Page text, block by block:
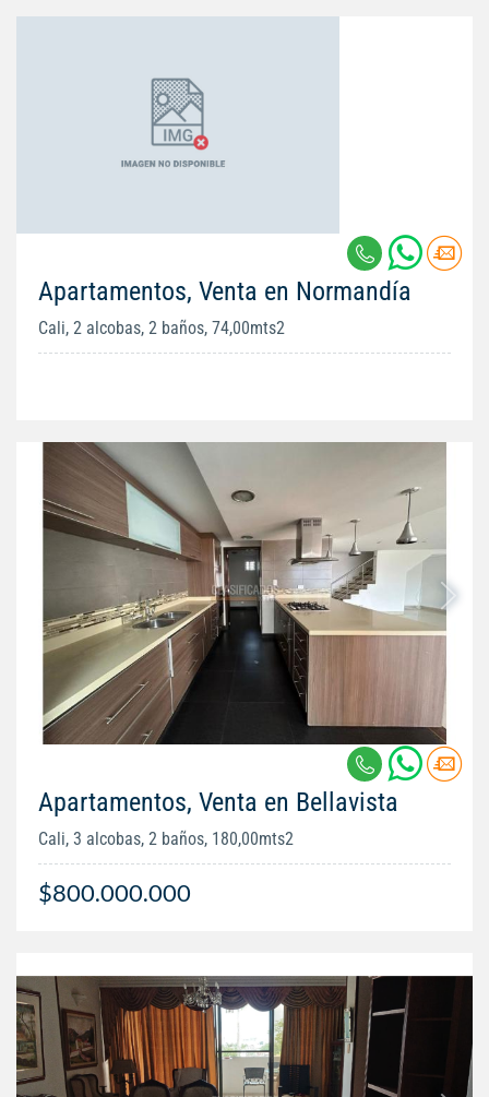
Apartamentos, Venta en Normandía
Cali, 2 alcobas, 2 baños, 74,00mts2
Apartamentos, Venta en Bellavista
Cali, 3 alcobas, 2 baños, 180,00mts2
$800.000.000